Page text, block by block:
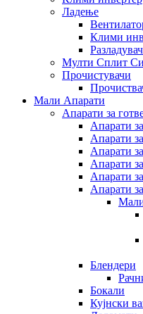
Ладење
Клими
Мулти Сплит
Прочистувачи
Мали Апарати
Апарати за
Апарати
Апарати
Апарати
Апарати
Апарати
Апарати
Блендери
Бокали
Кујнски